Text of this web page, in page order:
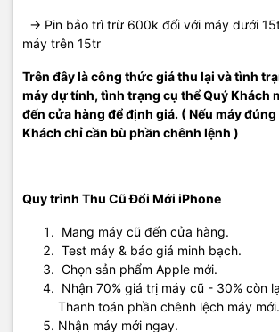
-> Pin bảo trì trừ 600k đối với máy dưới
máy trên 15tr
Trên đây là công thức giá thu lại và tình
máy dự tính, tình trạng cụ thể Quý Khách
đến cửa hàng để định giá. ( Nếu máy
Khách chỉ cần bù phần chênh lệnh )
Quy trình Thu Cũ Đổi Mới iPhone
Mang máy cũ đến cửa hàng.
Test máy & báo giá minh bạch.
Chọn sản phẩm Apple mới.
Nhận 70% giá trị máy cũ - 30% còn
Thanh toán phần chênh lệch máy mới.
Nhận máy mới ngay.